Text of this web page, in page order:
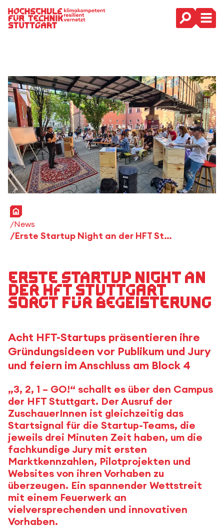
Hauptnavigation
Startseite
News
Erste Startup Night an der HFT Stuttgart sorgt für Begeisterung
Erste Startup Night an
der HFT Stuttgart
sorgt für Begeisterung
Acht HFT-Startups präsentieren ihre
Gründungsideen vor Publikum und Jury
und feiern im Anschluss am Block 4
„3, 2, 1 – GO!“ schallt es über den Campus
der HFT Stuttgart. Der Ausruf der
ZuschauerInnen ist gleichzeitig das
Startsignal für die Startup-Teams, die
jeweils drei Minuten Zeit haben, um die
fachkundige Jury mit ersten
Marktkennzahlen, Pilotprojekten und
Websites von ihren Vorhaben zu
überzeugen. Ein spannender Wettstreit
mit einem Feuerwerk an
vielversprechenden und innovativen
Vorhaben.